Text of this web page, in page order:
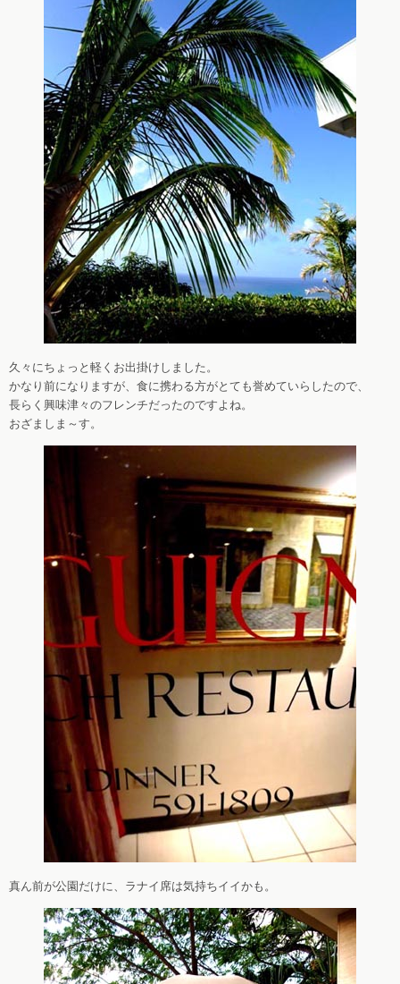
久々にちょっと軽くお出掛けしました。
かなり前になりますが、食に携わる方がとても誉めていらしたので、
長らく興味津々のフレンチだったのですよね。
おざましま～す。
真ん前が公園だけに、ラナイ席は気持ちイイかも。